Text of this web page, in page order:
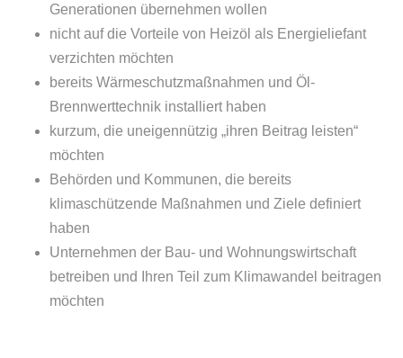
Generationen übernehmen wollen
nicht auf die Vorteile von Heizöl als Energieliefant
verzichten möchten
bereits Wärmeschutzmaßnahmen und Öl-
Brennwerttechnik installiert haben
kurzum, die uneigennützig „ihren Beitrag leisten“
möchten
Behörden und Kommunen, die bereits
klimaschützende Maßnahmen und Ziele definiert
haben
Unternehmen der Bau- und Wohnungswirtschaft
betreiben und Ihren Teil zum Klimawandel beitragen
möchten